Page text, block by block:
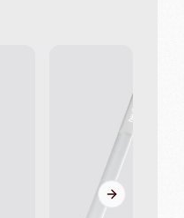
Next slide